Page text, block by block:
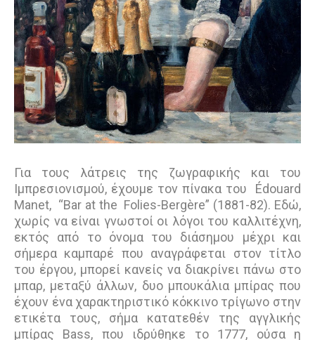
Για τους λάτρεις της ζωγραφικής και του
Ιμπρεσιονισμού, έχουμε τον πίνακα του Édouard
Manet, “Bar at the Folies-Bergère” (1881-82). Εδώ,
χωρίς να είναι γνωστοί οι λόγοι του καλλιτέχνη,
εκτός από το όνομα του διάσημου μέχρι και
σήμερα καμπαρέ που αναγράφεται στον τίτλο
του έργου, μπορεί κανείς να διακρίνει πάνω στο
μπαρ, μεταξύ άλλων, δυο μπουκάλια μπίρας που
έχουν ένα χαρακτηριστικό κόκκινο τρίγωνο στην
ετικέτα τους, σήμα κατατεθέν της αγγλικής
μπίρας Bass, που ιδρύθηκε το 1777, ούσα η